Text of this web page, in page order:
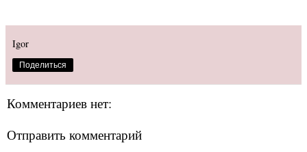
Igor
Поделиться
Комментариев нет:
Отправить комментарий